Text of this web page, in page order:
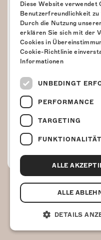
Am Donnerstag,
GZUZ in die
AIRBOURNE -
Wow, das ist ein
MI, 22. Juli 2026
Summer Show ins
Kulturfabrik
Diese Website verwendet
Benutzerfreundlichkeit zu
Durch die Nutzung
erklären Sie sich mit der
Cookies in
Cookie-Richtlinie
Informationen
UNBEDINGT
PERFORMANCE
TARGETING
FUNKTIONALITÄT
ALLE
ALLE
DETAILS